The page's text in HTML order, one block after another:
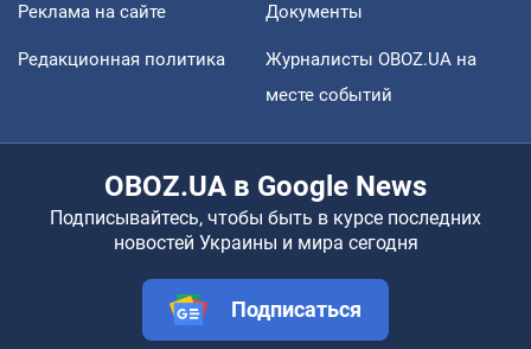
Реклама на сайте Документы
Редакционная политика
Журналисты OBOZ.UA на
месте событий
OBOZ.UA в Google News
Подписывайтесь, чтобы быть в курсе последних
новостей Украины и мира сегодня
Подписаться